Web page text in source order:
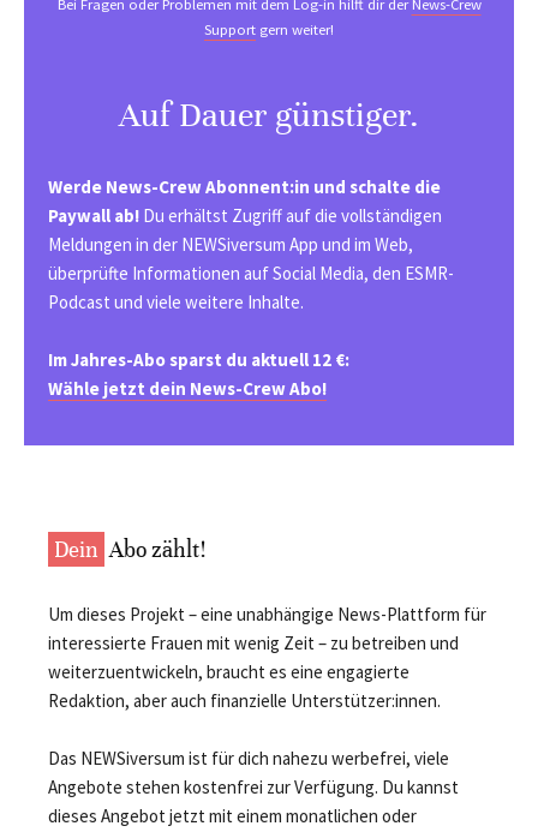
Bei Fragen oder Problemen mit dem Log-in hilft dir derNews-Crew
Support gern weiter!
Auf Dauer günstiger.
Werde News-Crew Abonnent:in und schalte die
Paywall ab! Du erhältst Zugriff auf die vollständigen
Meldungen in der NEWSiversum App und im Web,
überprüfte Informationen auf Social Media, den ESMR-
Podcast und viele weitere Inhalte.
Im Jahres-Abo sparst du aktuell 12 €:
Wähle jetzt dein News-Crew Abo!
Dein Abo zählt!
Um dieses Projekt – eine unabhängige News-Plattform für
interessierte Frauen mit wenig Zeit – zu betreiben und
weiterzuentwickeln, braucht es eine engagierte
Redaktion, aber auch finanzielle Unterstützer:innen.
Das NEWSiversum ist für dich nahezu werbefrei, viele
Angebote stehen kostenfrei zur Verfügung. Du kannst
dieses Angebot jetzt mit einem monatlichen oder